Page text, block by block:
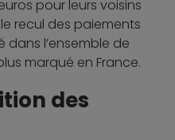
pour leurs voisins
recul des paiements
l’ensemble de
marqué en France.
des